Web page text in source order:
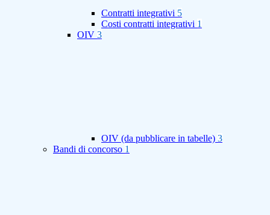
Contratti integrativi 5
Costi contratti integrativi 1
OIV 3
OIV (da pubblicare in tabelle) 3
Bandi di concorso 1